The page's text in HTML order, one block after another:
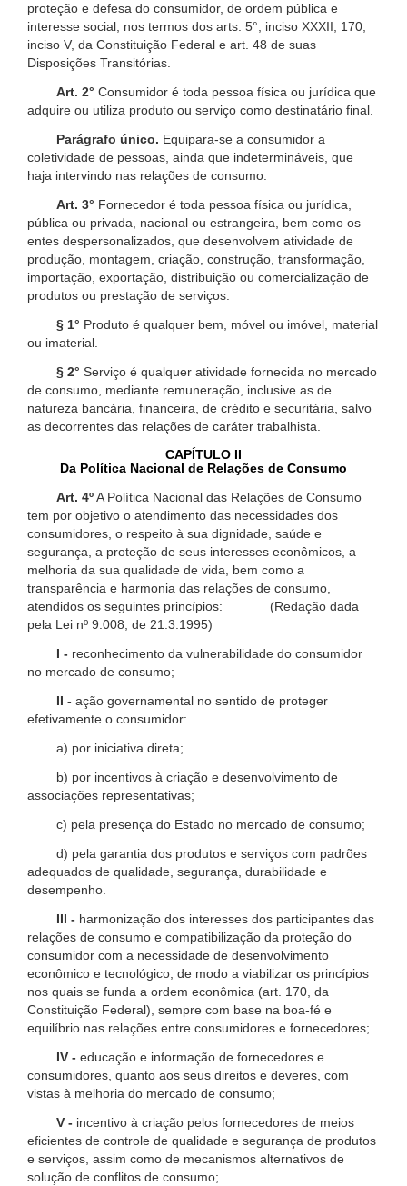
proteção e defesa do consumidor, de ordem pública e
interesse social, nos termos dos arts. 5°, inciso XXXII, 170,
inciso V, da Constituição Federal e art. 48 de suas
Disposições Transitórias.
Art. 2° Consumidor é toda pessoa física ou jurídica que
adquire ou utiliza produto ou serviço como destinatário final.
Parágrafo único. Equipara-se a consumidor a
coletividade de pessoas, ainda que indetermináveis, que
haja intervindo nas relações de consumo.
Art. 3° Fornecedor é toda pessoa física ou jurídica,
pública ou privada, nacional ou estrangeira, bem como os
entes despersonalizados, que desenvolvem atividade de
produção, montagem, criação, construção, transformação,
importação, exportação, distribuição ou comercialização de
produtos ou prestação de serviços.
§ 1° Produto é qualquer bem, móvel ou imóvel, material
ou imaterial.
§ 2° Serviço é qualquer atividade fornecida no mercado
de consumo, mediante remuneração, inclusive as de
natureza bancária, financeira, de crédito e securitária, salvo
as decorrentes das relações de caráter trabalhista.
CAPÍTULO II
Da Política Nacional de Relações de Consumo
Art. 4ºA Política Nacional das Relações de Consumo
tem por objetivo o atendimento das necessidades dos
consumidores, o respeito à sua dignidade, saúde e
segurança, a proteção de seus interesses econômicos, a
melhoria da sua qualidade de vida, bem como a
transparência e harmonia das relações de consumo,
atendidos os seguintes princípios: (Redação dada
pela Lei nº 9.008, de 21.3.1995)
I - reconhecimento da vulnerabilidade do consumidor
no mercado de consumo;
II - ação governamental no sentido de proteger
efetivamente o consumidor:
a) por iniciativa direta;
b) por incentivos à criação e desenvolvimento de
associações representativas;
c) pela presença do Estado no mercado de consumo;
d) pela garantia dos produtos e serviços com padrões
adequados de qualidade, segurança, durabilidade e
desempenho.
III - harmonização dos interesses dos participantes das
relações de consumo e compatibilização da proteção do
consumidor com a necessidade de desenvolvimento
econômico e tecnológico, de modo a viabilizar os princípios
nos quais se funda a ordem econômica (art. 170, da
Constituição Federal), sempre com base na boa-fé e
equilíbrio nas relações entre consumidores e fornecedores;
IV - educação e informação de fornecedores e
consumidores, quanto aos seus direitos e deveres, com
vistas à melhoria do mercado de consumo;
V - incentivo à criação pelos fornecedores de meios
eficientes de controle de qualidade e segurança de produtos
e serviços, assim como de mecanismos alternativos de
solução de conflitos de consumo;